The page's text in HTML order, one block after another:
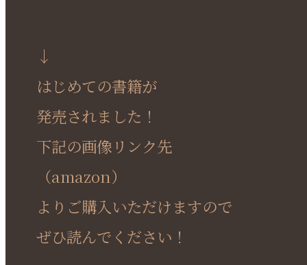
↓
はじめての書籍が
発売されました！
下記の画像リンク先
（amazon）
よりご購入いただけますので
ぜひ読んでください！